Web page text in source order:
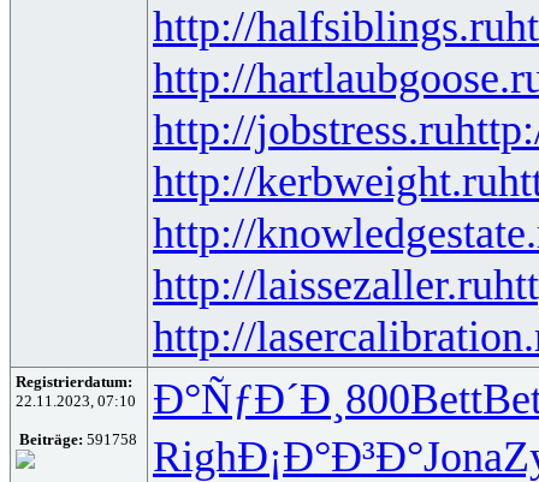
http://halfsiblings.ru
http://
http://jobstress.ru
http://kerbweight.ru
http://
http://laissezaller.ru
http://
Registrierdatum:
22.11.2023, 07:10
Beiträge: 591758
Ð°ÑƒÐ´Ð¸ 800Bett
RighÐ¡Ð°Ð³Ð°Jona